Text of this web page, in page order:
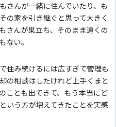
さんが一緒に住んでいたり、も
の家を引き継ぐと思って大きく
さんが巣立ち、そのまま遠くの
ない。
住み続けるには広すぎて管理も
の相談はしたけれど上手くまと
ことも出てきて、もう本当にど
いう方が増えてきたことを実感